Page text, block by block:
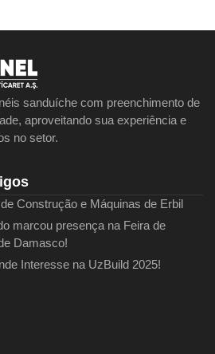
sanduíche com preenchimento de
aproveitando sua experiência e
no setor.
Construção e Máquinas de Erbil
marcou presença na Feira de
Damasco!
Interesse na UzBuild 2025!